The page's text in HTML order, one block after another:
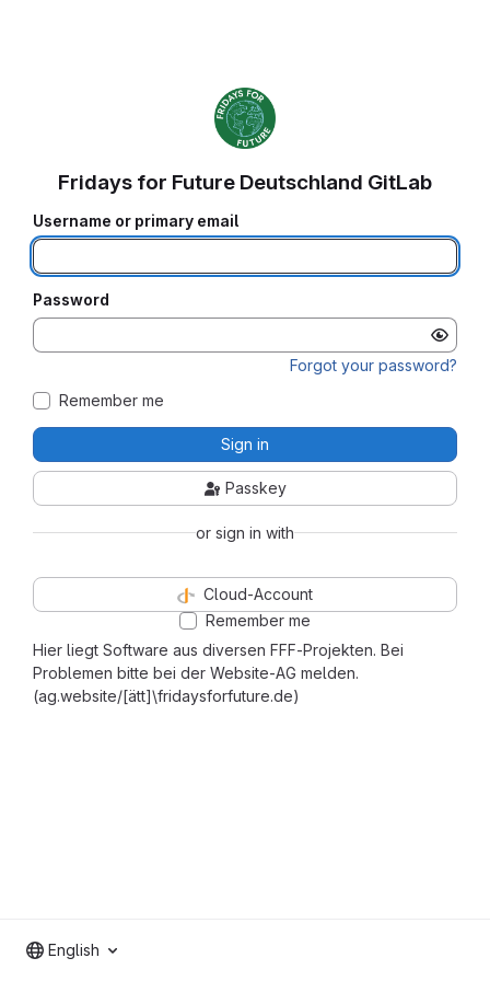
Hier liegt Software aus diversen FFF-Projekten. Bei
Problemen bitte bei der Website-AG melden.
(ag.website/[ätt]\fridaysforfuture.de)
Fridays for Future Deutschland GitLab
Username or primary email
Password
Forgot your password?
Remember me
Sign in
Passkey
or sign in with
Cloud-Account
Remember me
English